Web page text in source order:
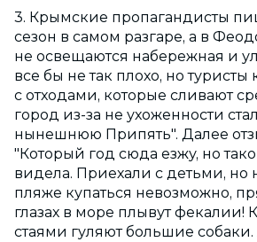
3. Крымские пропагандисты
сезон в самом разгаре, а в
не освещаются набережная и
все бы не так плохо, но туристы
с отходами, которые сливают
город из-за не ухоженности
нынешнюю Припять". Далее
"Который год сюда езжу, но
видела. Приехали с детьми, но
пляже купаться невозможно,
глазах в море плывут фекалии!
стаями гуляют большие